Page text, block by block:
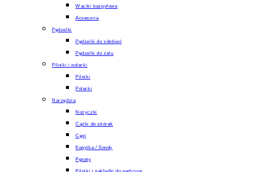
Waciki bezpyłowe
Acsesoria
Pędzelki
Pędzelki do zdobień
Pędzelki do żelu
Pilniki i polerki
Pilniki
Polerki
Narzędzia
Nożyczki
Cążki do skórek
Cęgi
Kopytka / Sondy
Pęsety